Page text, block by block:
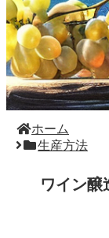
ホーム
生産方法
ワイン醸